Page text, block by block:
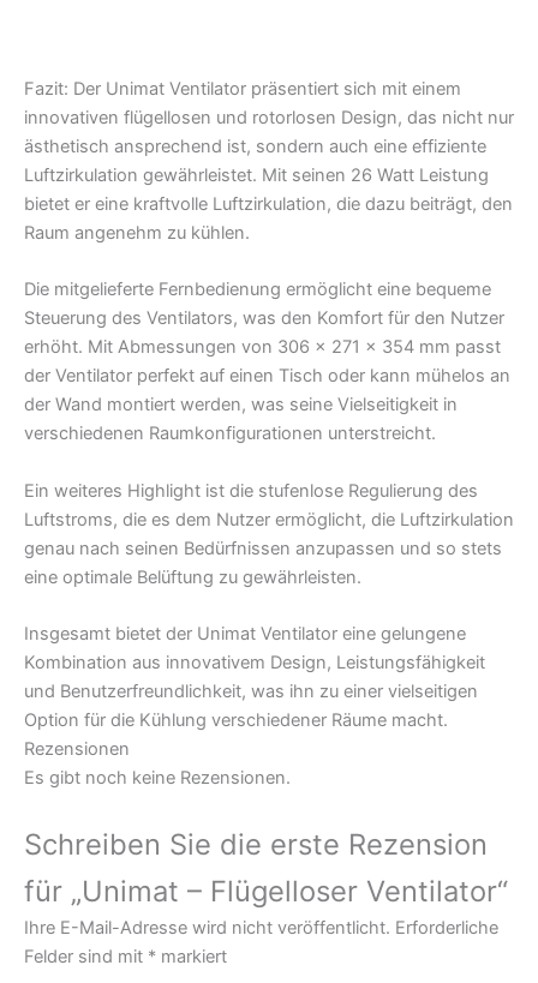
Fazit: Der Unimat Ventilator präsentiert sich mit einem
innovativen flügellosen und rotorlosen Design, das nicht nur
ästhetisch ansprechend ist, sondern auch eine effiziente
Luftzirkulation gewährleistet. Mit seinen 26 Watt Leistung
bietet er eine kraftvolle Luftzirkulation, die dazu beiträgt, den
Raum angenehm zu kühlen.
Die mitgelieferte Fernbedienung ermöglicht eine bequeme
Steuerung des Ventilators, was den Komfort für den Nutzer
erhöht. Mit Abmessungen von 306 x 271 x 354 mm passt
der Ventilator perfekt auf einen Tisch oder kann mühelos an
der Wand montiert werden, was seine Vielseitigkeit in
verschiedenen Raumkonfigurationen unterstreicht.
Ein weiteres Highlight ist die stufenlose Regulierung des
Luftstroms, die es dem Nutzer ermöglicht, die Luftzirkulation
genau nach seinen Bedürfnissen anzupassen und so stets
eine optimale Belüftung zu gewährleisten.
Insgesamt bietet der Unimat Ventilator eine gelungene
Kombination aus innovativem Design, Leistungsfähigkeit
und Benutzerfreundlichkeit, was ihn zu einer vielseitigen
Option für die Kühlung verschiedener Räume macht.
Rezensionen
Es gibt noch keine Rezensionen.
Schreiben Sie die erste Rezension
für „Unimat – Flügelloser Ventilator“
Ihre E-Mail-Adresse wird nicht veröffentlicht. Erforderliche
Felder sind mit * markiert